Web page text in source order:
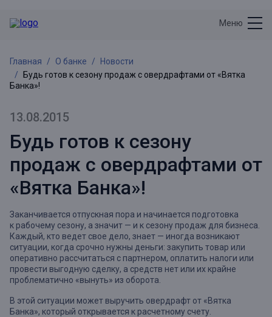
Меню
Главная О банке
Новости
Будь готов к сезону продаж с овердрафтами от «Вятка
Банка»!
13.08.2015
Будь готов к сезону
продаж с овердрафтами от
«Вятка Банка»!
Заканчивается отпускная пора и начинается подготовка
к рабочему сезону, а значит — и к сезону продаж для бизнеса.
Каждый, кто ведет свое дело, знает — иногда возникают
ситуации, когда срочно нужны деньги: закупить товар или
оперативно рассчитаться с партнером, оплатить налоги или
провести выгодную сделку, а средств нет или их крайне
проблематично «вынуть» из оборота.
В этой ситуации может выручить овердрафт от «Вятка
Банка», который открывается к расчетному счету.